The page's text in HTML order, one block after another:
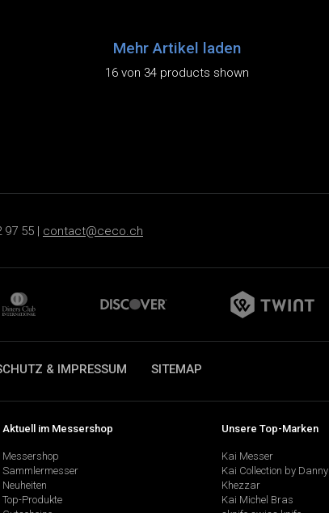
Mehr Artikel laden
16 von 34 products shown
55 | contact@ceco.ch
& IMPRESSUM SITEMAP
Aktuell im Messershop
Messershop
Sammlermesser
Neuheiten
Top-Produkte
Unsere Top-Marken
Kai Messer
Kai Collection by Danny
Khezzar
Kai Michel Bras